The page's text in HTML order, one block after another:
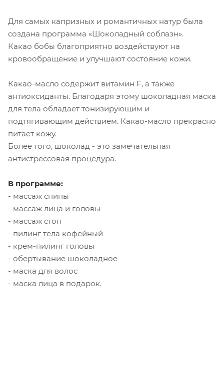
Для самых капризных и романтичных натур была
создана программа «Шоколадный соблазн».
Какао бобы благоприятно воздействуют на
кровообращение и улучшают состояние кожи.
Какао-масло содержит витамин F, а также
антиоксиданты. Благодаря этому шоколадная маска
для тела обладает тонизирующим и
подтягивающим действием. Какао-масло прекрасно
питает кожу.
Более того, шоколад - это замечательная
антистрессовая процедура.
В программе:
- массаж спины
- массаж лица и головы
- массаж стоп
- пилинг тела кофейный
- крем-пилинг головы
- обертывание шоколадное
- маска для волос
- маска лица в подарок.